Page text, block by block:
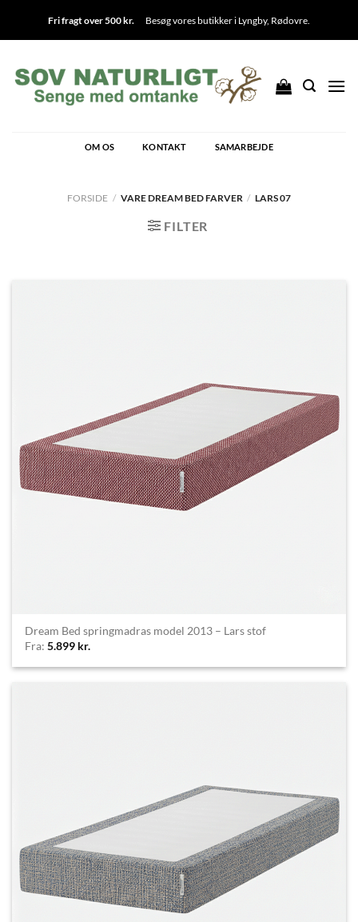
Fri fragt over 500 kr. Besøg vores butikker i Lyngby, Rødovre
OM OS KONTAKT SAMARBEJDE
FORSIDE / VARE DREAM BED FARVER / LARS 07
FILTER
Dream Bed springmadras model 2013 – Lars stof
Fra:5.899 kr.